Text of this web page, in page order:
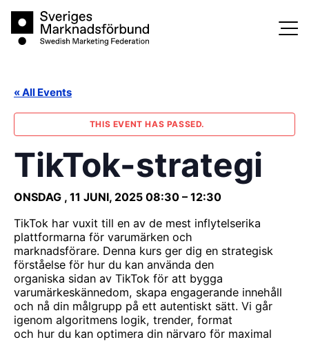
content
Sveriges Marknadsförbund
« All Events
THIS EVENT HAS PASSED.
TikTok-strategi
ONSDAG , 11 JUNI, 2025 08:30 – 12:30
TikTok har vuxit till en av de mest inflytelserika
plattformarna för varumärken och
marknadsförare. Denna kurs ger dig en strategisk
förståelse för hur du kan använda den
organiska sidan av TikTok för att bygga
varumärkeskännedom, skapa engagerande innehåll
och nå din målgrupp på ett autentiskt sätt. Vi går
igenom algoritmens logik, trender, format
och hur du kan optimera din närvaro för maximal